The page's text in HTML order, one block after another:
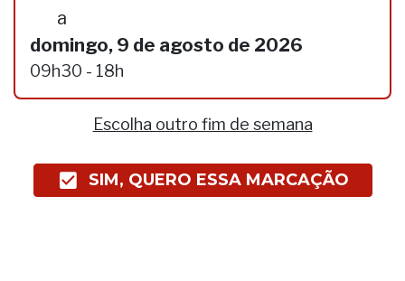
a
domingo, 9 de agosto de 2026
09h30 - 18h
Escolha outro fim de semana
SIM, QUERO ESSA MARCAÇÃO